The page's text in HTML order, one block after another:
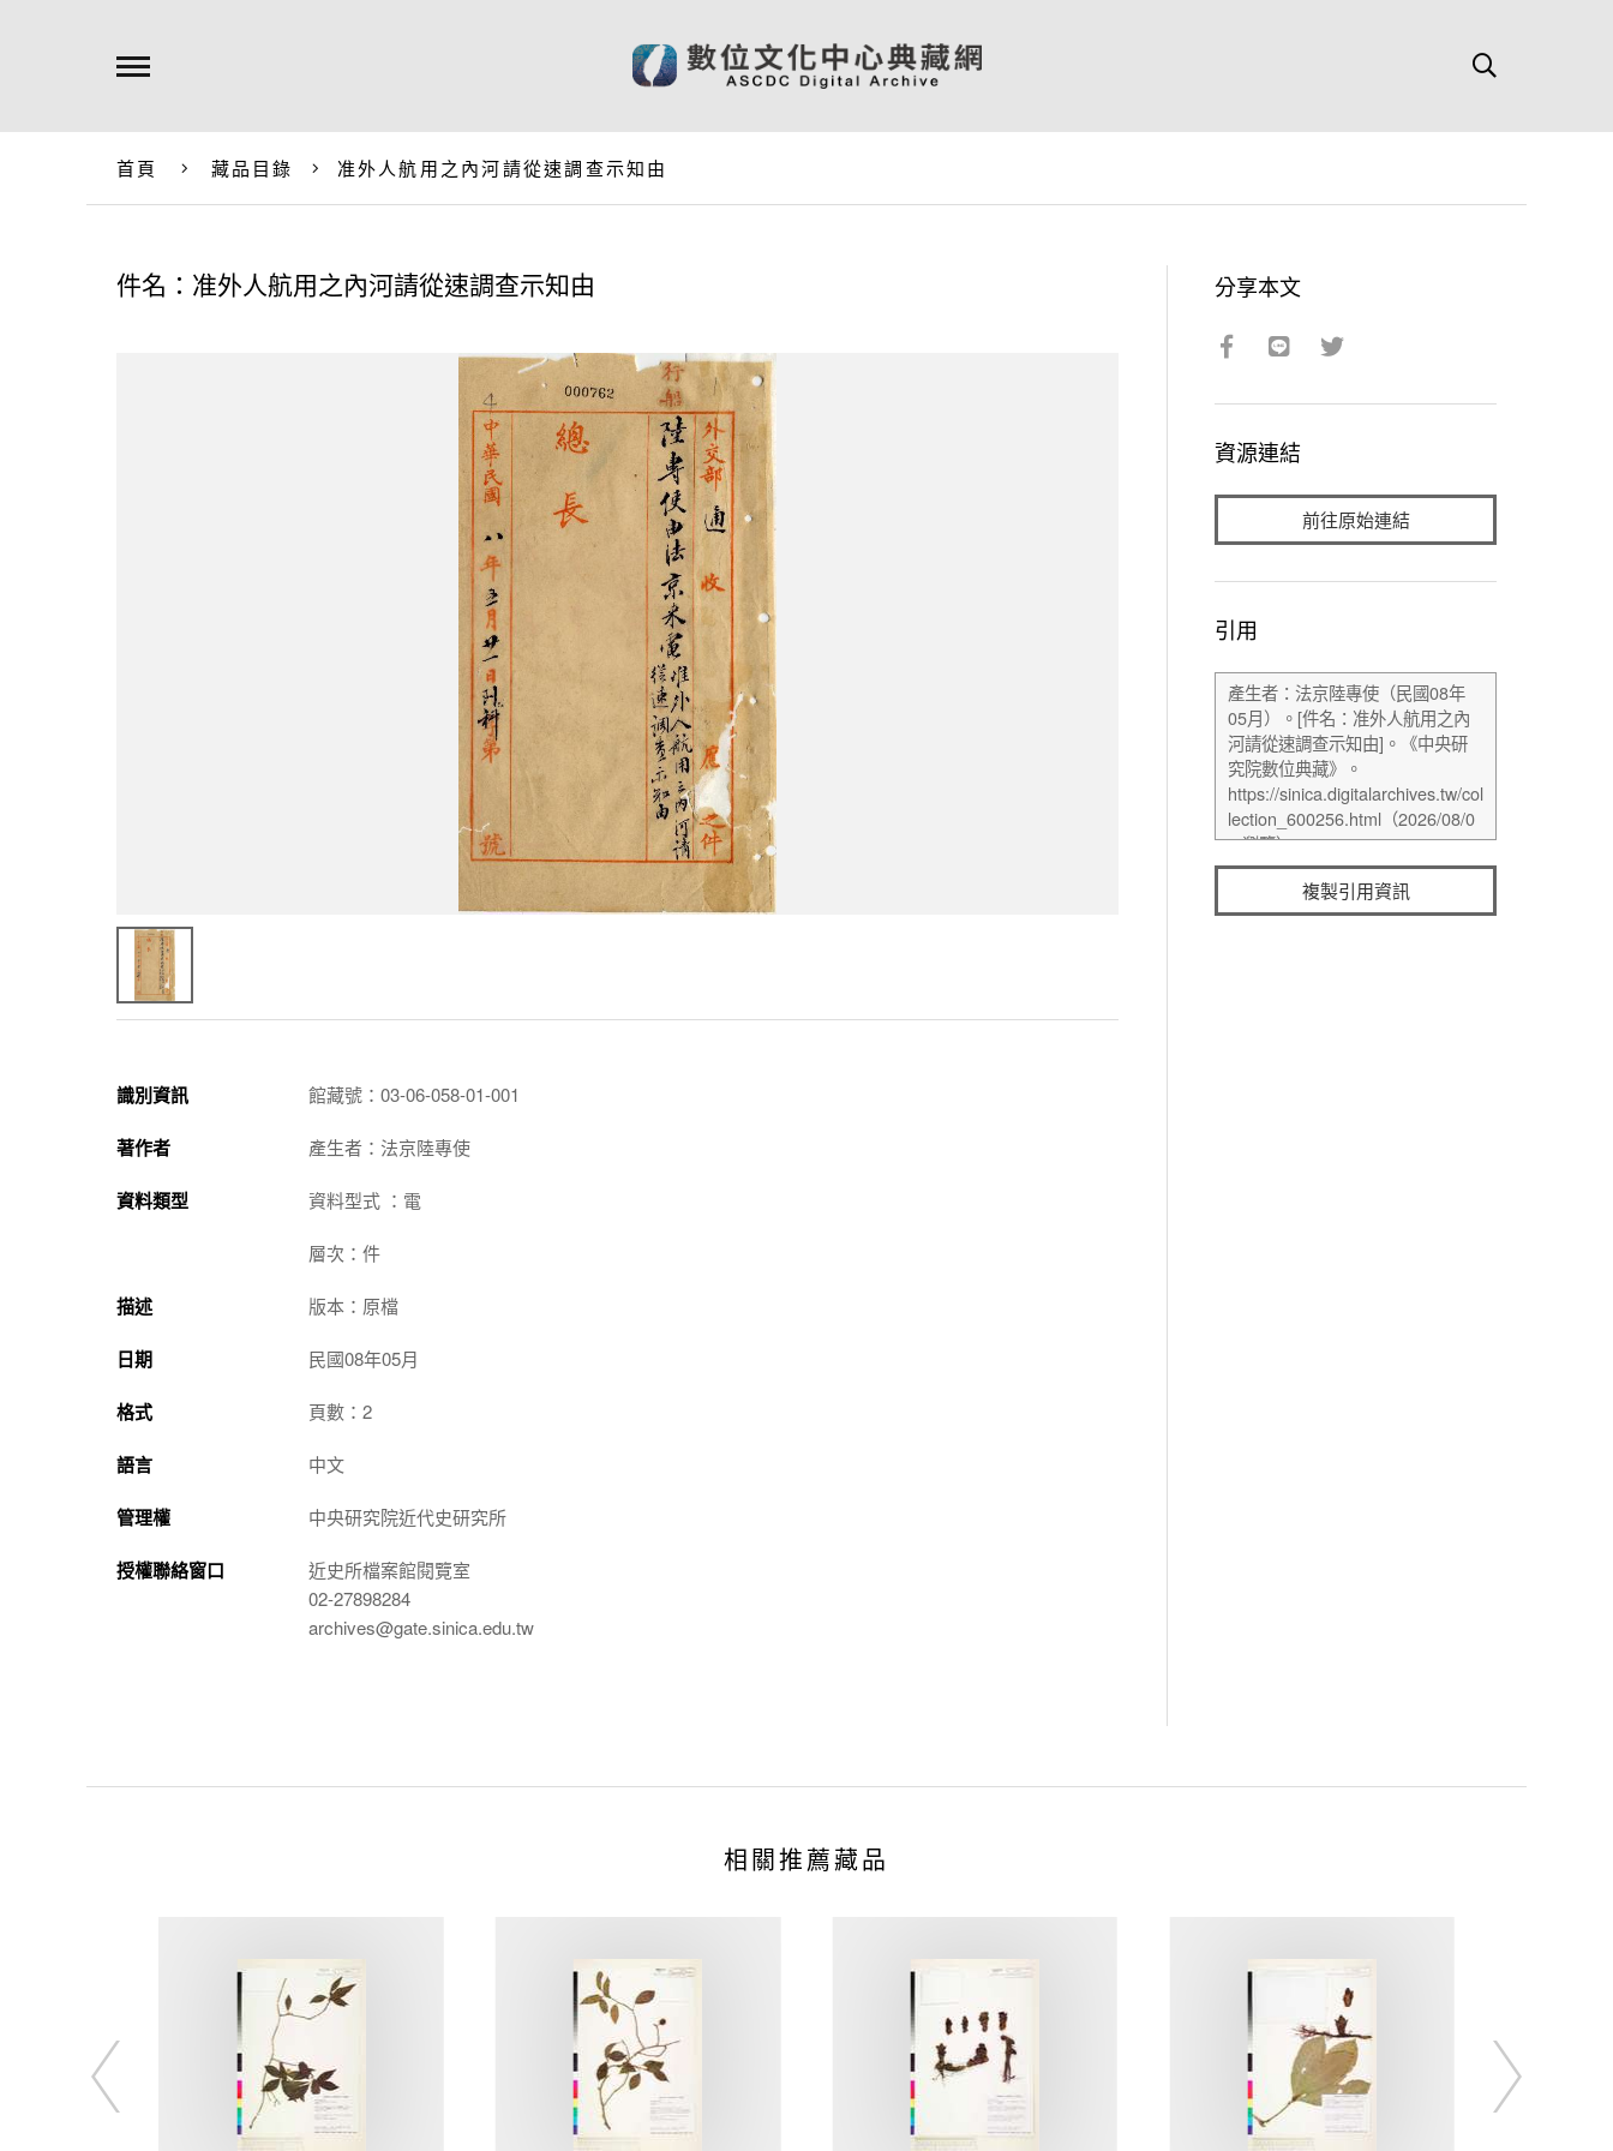
首頁 藏品目錄 准外人航用之內河請從速調查示知由
件名：准外人航用之內河請從速調查示知由
識別資訊 館藏號：03-06-058-01-001
著作者 產生者：法京陸專使
資料類型 資料型式 ：電
層次：件
描述 版本：原檔
日期 民國08年05月
格式 頁數：2
語言 中文
管理權 中央研究院近代史研究所
授權聯絡窗口
近史所檔案館閱覽室
02-27898284
archives@gate.sinica.edu.tw
分享本文
資源連結
前往原始連結
引用
複製引用資訊
相關推薦藏品